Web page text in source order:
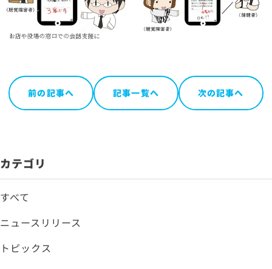
前の記事へ 記事一覧へ 次の記事へ
カテゴリ
すべて
ニュースリリース
トピックス